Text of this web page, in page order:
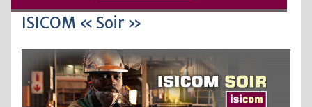
ISICOM « Soir »